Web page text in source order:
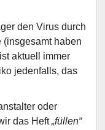
den Virus durch
haben
aktuell immer
jedenfalls, das
oder
das Heft„füllen“